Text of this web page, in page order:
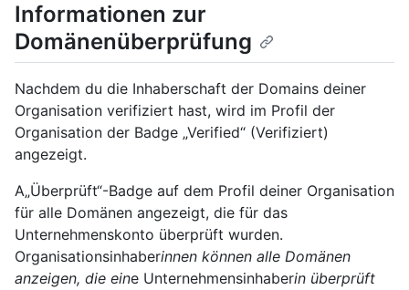
Informationen zur
Domänenüberprüfung
Nachdem du die Inhaberschaft der Domains deiner
Organisation verifiziert hast, wird im Profil der
Organisation der Badge „Verified“ (Verifiziert)
angezeigt.
A„Überprüft“-Badge auf dem Profil deiner Organisation
für alle Domänen angezeigt, die für das
Unternehmenskonto überprüft wurden.
Organisationsinhaberinnen können alle Domänen
anzeigen, die eine Unternehmensinhaberin überprüft